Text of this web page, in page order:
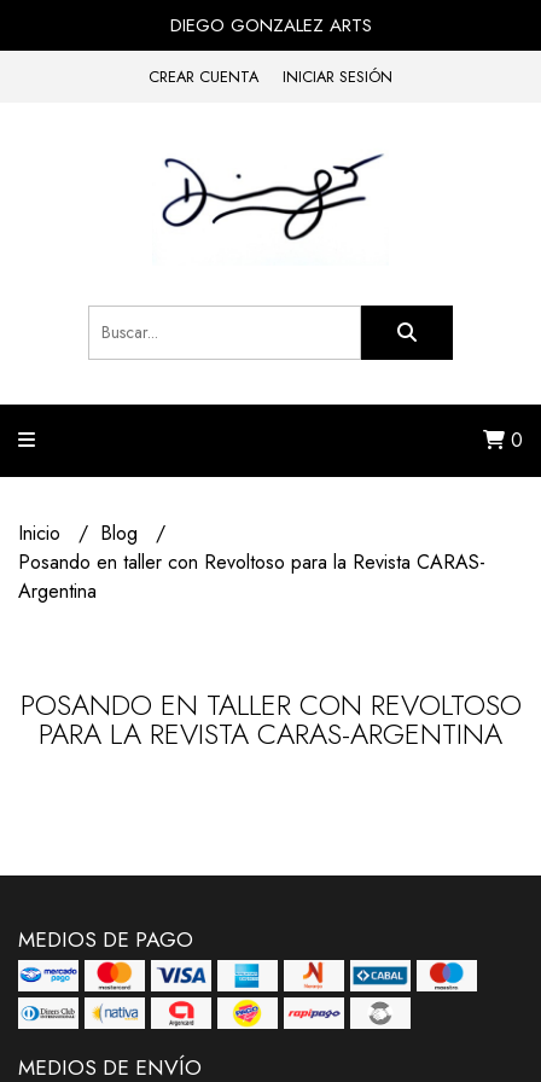
DIEGO GONZALEZ ARTS
CREAR CUENTA INICIAR SESIÓN
0
Inicio
Blog
Posando en taller con Revoltoso para la Revista CARAS-
Argentina
POSANDO EN TALLER CON REVOLTOSO
PARA LA REVISTA CARAS-ARGENTINA
MEDIOS DE PAGO
MEDIOS DE ENVÍO